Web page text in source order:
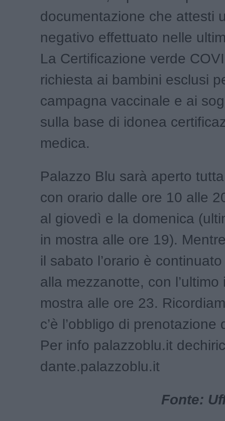
documentazione che attesti
negativo effettuato nelle
La Certificazione verde
richiesta ai bambini esclusi
campagna vaccinale e ai
sulla base di idonea
medica.
Palazzo Blu sarà aperto
con orario dalle ore 10 alle
al giovedì e la domenica
in mostra alle ore 19).
il sabato l’orario è
alla mezzanotte, con l’ultimo
mostra alle ore 23.
c’è l’obbligo di prenotazione
Per info palazzoblu.it
dante.palazzoblu.it
Fonte: